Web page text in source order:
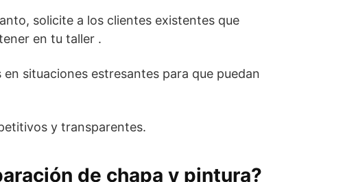
solicite a los clientes existentes que
en tu taller .
situaciones estresantes para que puedan
y transparentes.
de chapa y pintura?